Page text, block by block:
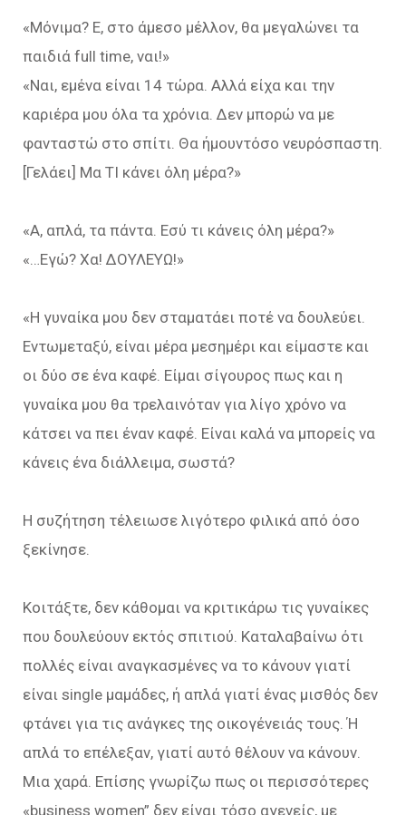
«Μόνιμα? Ε, στο άμεσο μέλλον, θα μεγαλώνει τα
παιδιά full time, ναι!»
«Ναι, εμένα είναι 14 τώρα. Αλλά είχα και την
καριέρα μου όλα τα χρόνια. Δεν μπορώ να με
φανταστώ στο σπίτι. Θα ήμουντόσο νευρόσπαστη.
[Γελάει] Μα ΤΙ κάνει όλη μέρα?»
«Α, απλά, τα πάντα. Εσύ τι κάνεις όλη μέρα?»
«…Εγώ? Χα! ΔΟΥΛΕΥΩ!»
«Η γυναίκα μου δεν σταματάει ποτέ να δουλεύει.
Εντωμεταξύ, είναι μέρα μεσημέρι και είμαστε και
οι δύο σε ένα καφέ. Είμαι σίγουρος πως και η
γυναίκα μου θα τρελαινόταν για λίγο χρόνο να
κάτσει να πει έναν καφέ. Είναι καλά να μπορείς να
κάνεις ένα διάλλειμα, σωστά?
Η συζήτηση τέλειωσε λιγότερο φιλικά από όσο
ξεκίνησε.
Κοιτάξτε, δεν κάθομαι να κριτικάρω τις γυναίκες
που δουλεύουν εκτός σπιτιού. Καταλαβαίνω ότι
πολλές είναι αναγκασμένες να το κάνουν γιατί
είναι single μαμάδες, ή απλά γιατί ένας μισθός δεν
φτάνει για τις ανάγκες της οικογένειάς τους. Ή
απλά το επέλεξαν, γιατί αυτό θέλουν να κάνουν.
Μια χαρά. Επίσης γνωρίζω πως οι περισσότερες
«business women” δεν είναι τόσο αγενείς, με